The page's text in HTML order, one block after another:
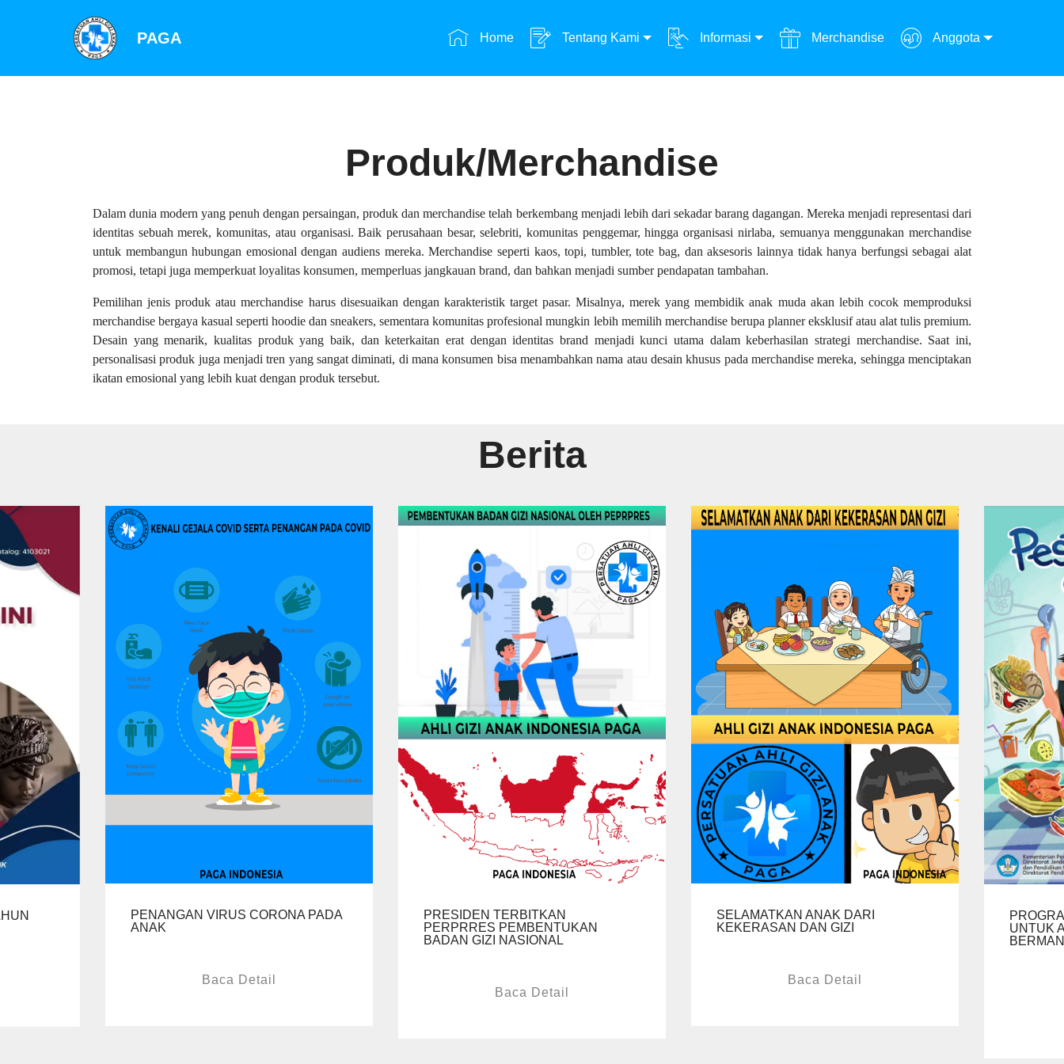
PAGA Home Tentang Kami Informasi Merchandise Anggota
Produk/Merchandise
Dalam dunia modern yang penuh dengan persaingan, produk dan merchandise telah berkembang menjadi lebih dari sekadar barang dagangan. Mereka menjadi representasi dari
identitas sebuah merek, komunitas, atau organisasi. Baik perusahaan besar, selebriti, komunitas penggemar, hingga organisasi nirlaba, semuanya menggunakan merchandise
untuk membangun hubungan emosional dengan audiens mereka. Merchandise seperti kaos, topi, tumbler, tote bag, dan aksesoris lainnya tidak hanya berfungsi sebagai alat
promosi, tetapi juga memperkuat loyalitas konsumen, memperluas jangkauan brand, dan bahkan menjadi sumber pendapatan tambahan.
Pemilihan jenis produk atau merchandise harus disesuaikan dengan karakteristik target pasar. Misalnya, merek yang membidik anak muda akan lebih cocok memproduksi
merchandise bergaya kasual seperti hoodie dan sneakers, sementara komunitas profesional mungkin lebih memilih merchandise berupa planner eksklusif atau alat tulis premium.
Desain yang menarik, kualitas produk yang baik, dan keterkaitan erat dengan identitas brand menjadi kunci utama dalam keberhasilan strategi merchandise. Saat ini,
personalisasi produk juga menjadi tren yang sangat diminati, di mana konsumen bisa menambahkan nama atau desain khusus pada merchandise mereka, sehingga menciptakan
ikatan emosional yang lebih kuat dengan produk tersebut.
Berita
PENANGAN VIRUS CORONA PADA
ANAK
Baca Detail
PRESIDEN TERBITKAN
PERPRRES PEMBENTUKAN
BADAN GIZI NASIONAL
Baca Detail
SELAMATKAN ANAK DARI
KEKERASAN DAN GIZI
Baca Detail
UNTUK